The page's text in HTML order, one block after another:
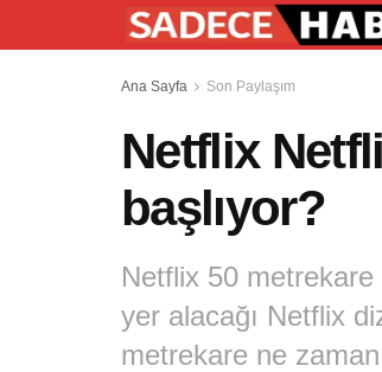
Ana Sayfa Son Paylaşım
Netflix
başlıyor?
Netflix 50 metrekare
yer alacağı Netflix
metrekare ne